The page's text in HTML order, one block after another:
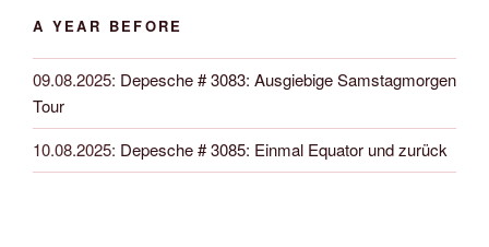
A YEAR BEFORE
09.08.2025: Depesche # 3083: Ausgiebige Samstagmorgen
Tour
10.08.2025: Depesche # 3085: Einmal Equator und zurück